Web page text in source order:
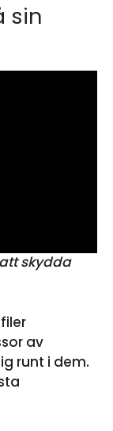
sin
skydda
av
runt i dem.